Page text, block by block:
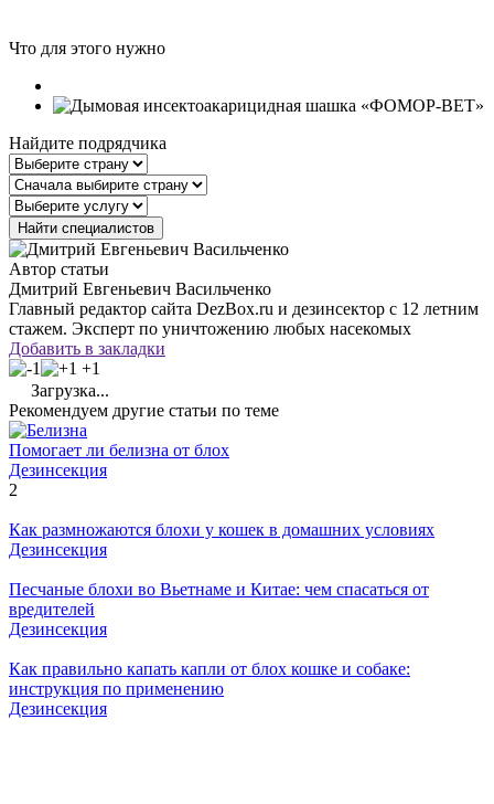
Что для этого нужно
Найдите подрядчика
Автор статьи
Дмитрий Евгеньевич Васильченко
Главный редактор сайта DezBox.ru и дезинсектор с 12 летним
стажем. Эксперт по уничтожению любых насекомых
Добавить в закладки
+1
Загрузка...
Рекомендуем другие статьи по теме
Помогает ли белизна от блох
Дезинсекция
2
Как размножаются блохи у кошек в домашних условиях
Дезинсекция
Песчаные блохи во Вьетнаме и Китае: чем спасаться от
вредителей
Дезинсекция
Как правильно капать капли от блох кошке и собаке:
инструкция по применению
Дезинсекция